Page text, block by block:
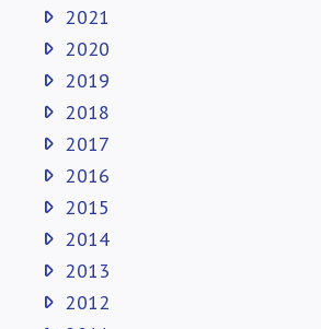
2021
2020
2019
2018
2017
2016
2015
2014
2013
2012